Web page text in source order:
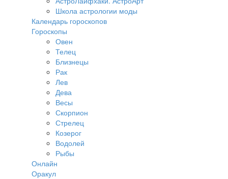
Школа астрологии моды
Календарь гороскопов
Гороскопы
Овен
Телец
Близнецы
Рак
Лев
Дева
Весы
Скорпион
Стрелец
Козерог
Водолей
Рыбы
Онлайн
Оракул